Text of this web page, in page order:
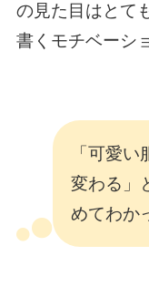
の見た目はとて
書くモチベーシ
「可愛
変わる」
めてわか